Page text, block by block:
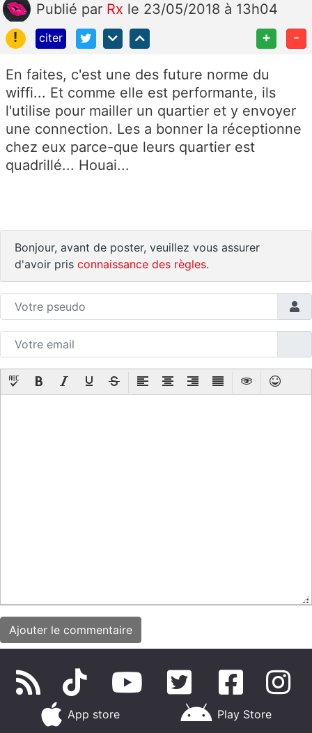
Publié par Rx le 23/05/2018 à 13h04
!
citer + -
En faites, c'est une des future norme du
wiffi... Et comme elle est performante, ils
l'utilise pour mailler un quartier et y envoyer
une connection. Les a bonner la réceptionne
chez eux parce-que leurs quartier est
quadrillé... Houai...
Bonjour, avant de poster, veuillez vous assurer
d'avoir pris connaissance des règles.
App store Play Store